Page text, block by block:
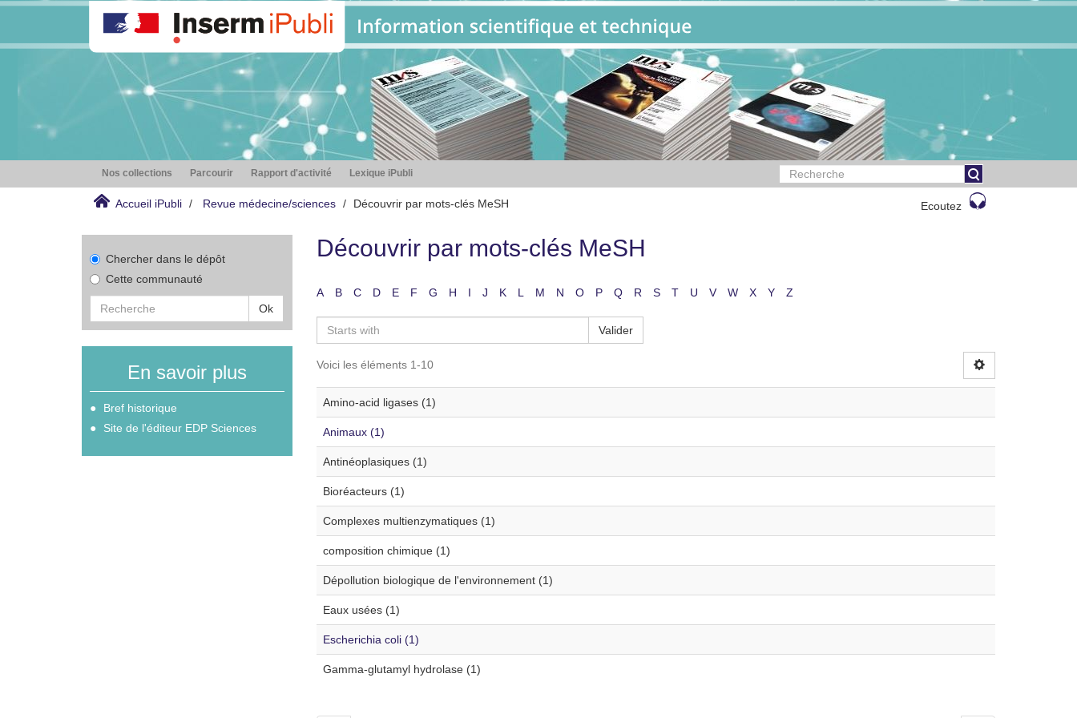
Nos collections Parcourir Rapport d'activité Lexique iPubli
Accueil iPubli Revue médecine/sciences Découvrir par mots-clés MeSH Ecoutez
Chercher dans le dépôt
Cette communauté
Ok
En savoir plus
Bref historique
Site de l'éditeur EDP Sciences
Découvrir par mots-clés MeSH
A B C D E F G H I J K L M N O P Q R S T U V W X Y Z
Valider
Voici les éléments 1-10
Amino-acid ligases (1)
Animaux (1)
Antinéoplasiques (1)
Bioréacteurs (1)
Complexes multienzymatiques (1)
composition chimique (1)
Dépollution biologique de l'environnement (1)
Eaux usées (1)
Escherichia coli (1)
Gamma-glutamyl hydrolase (1)